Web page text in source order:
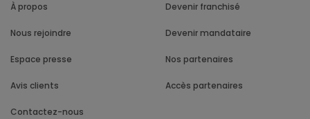
À propos
Nous rejoindre
Espace presse
Avis clients
Contactez-nous
Devenir franchisé
Devenir mandataire
Nos partenaires
Accès partenaires